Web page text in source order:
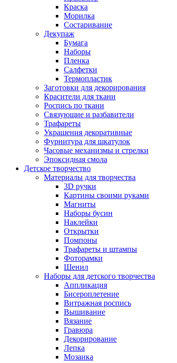
Краска
Морилка
Состаривание
Декупаж
Бумага
Наборы
Пленка
Салфетки
Термопластик
Заготовки для декорирования
Красители для ткани
Роспись по ткани
Связующие и разбавители
Трафареты
Украшения декоративные
Фурнитура для шкатулок
Часовые механизмы и стрелки
Эпоксидная смола
Детское творчество
Материалы для творчества
3D ручки
Картины своими руками
Магниты
Наборы бусин
Наклейки
Открытки
Помпоны
Трафареты и штампы
Фоторамки
Шенил
Наборы для детского творчества
Аппликация
Бисероплетение
Витражная роспись
Вышивание
Вязание
Гравюра
Декорирование
Лепка
Мозаика